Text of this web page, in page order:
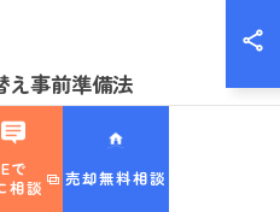
え事前準備法
には、事前準備の徹底が不可
のスケジュールと必要書類を
確にしましょう。不動産会社
で
相談
売却無料相談